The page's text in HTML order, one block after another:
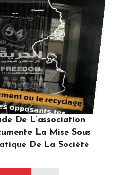
De L’association
La Mise Sous
De La Société